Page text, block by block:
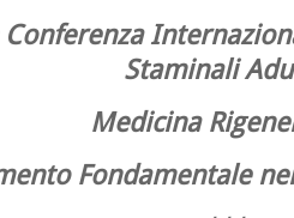
Conferenza
Staminali
Medicina
Fondamentale